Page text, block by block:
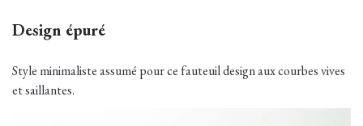
Design épuré
Style minimaliste assumé pour ce fauteuil design aux courbes vives
et saillantes.